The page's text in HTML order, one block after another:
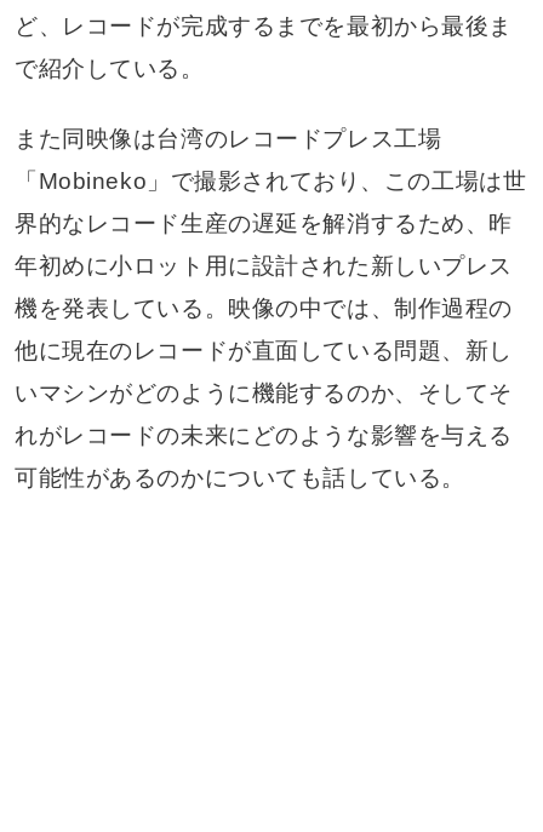
ど、レコードが完成するまでを最初から最後ま
で紹介している。
また同映像は台湾のレコードプレス工場
「Mobineko」で撮影されており、この工場は世
界的なレコード生産の遅延を解消するため、昨
年初めに小ロット用に設計された新しいプレス
機を発表している。映像の中では、制作過程の
他に現在のレコードが直面している問題、新し
いマシンがどのように機能するのか、そしてそ
れがレコードの未来にどのような影響を与える
可能性があるのかについても話している。